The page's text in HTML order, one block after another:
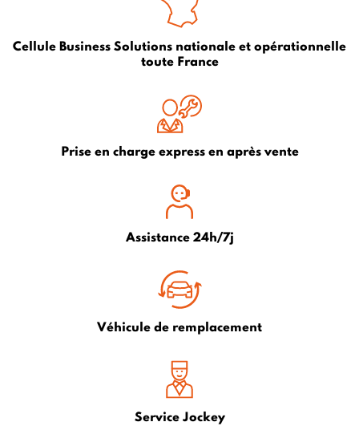
Cellule Business Solutions nationale et opérationnelle
toute France
Prise en charge express en après vente
Assistance 24h/7j
Véhicule de remplacement
Service Jockey